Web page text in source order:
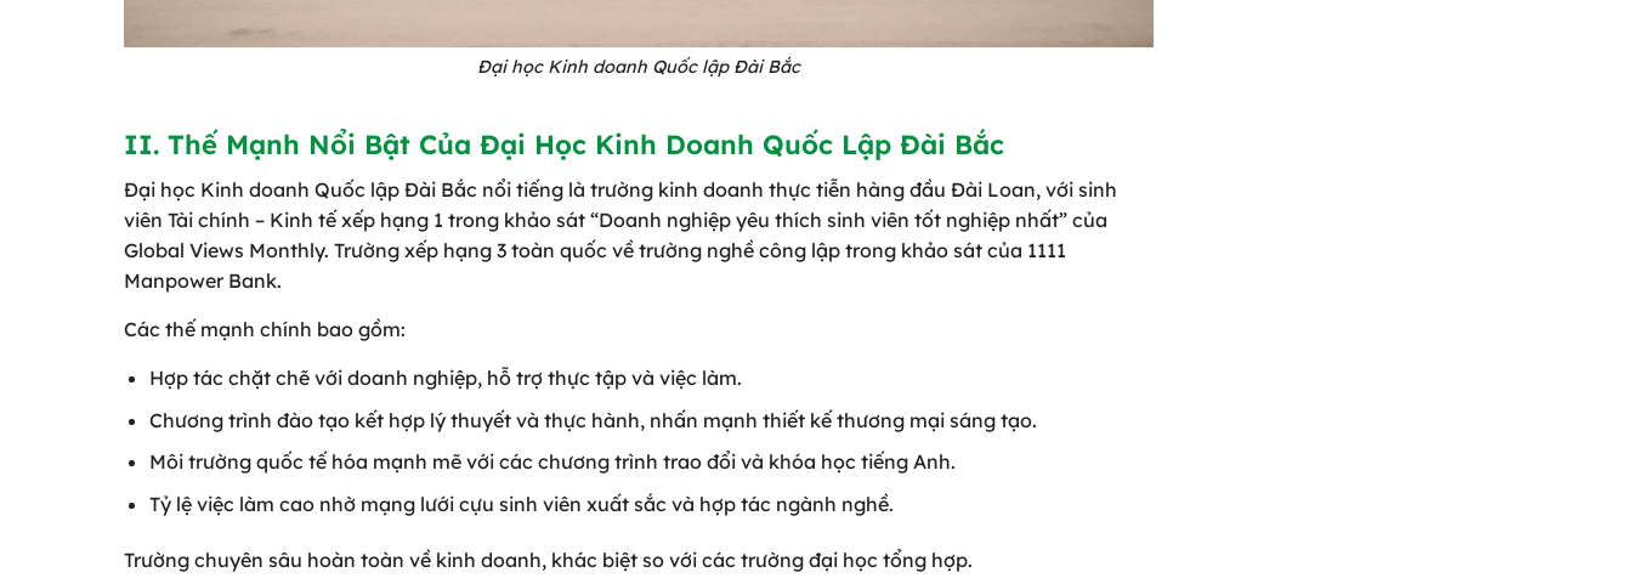
Đại học Kinh doanh Quốc lập Đài Bắc
II. Thế Mạnh Nổi Bật Của Đại Học Kinh Doanh Quốc Lập Đài Bắc
Đại học Kinh doanh Quốc lập Đài Bắc nổi tiếng là trường kinh doanh thực tiễn hàng đầu Đài Loan, với sinh
viên Tài chính – Kinh tế xếp hạng 1 trong khảo sát “Doanh nghiệp yêu thích sinh viên tốt nghiệp nhất” của
Global Views Monthly. Trường xếp hạng 3 toàn quốc về trường nghề công lập trong khảo sát của 1111
Manpower Bank.
Các thế mạnh chính bao gồm:
Hợp tác chặt chẽ với doanh nghiệp, hỗ trợ thực tập và việc làm.
Chương trình đào tạo kết hợp lý thuyết và thực hành, nhấn mạnh thiết kế thương mại sáng tạo.
Môi trường quốc tế hóa mạnh mẽ với các chương trình trao đổi và khóa học tiếng Anh.
Tỷ lệ việc làm cao nhờ mạng lưới cựu sinh viên xuất sắc và hợp tác ngành nghề.
Trường chuyên sâu hoàn toàn về kinh doanh, khác biệt so với các trường đại học tổng hợp.